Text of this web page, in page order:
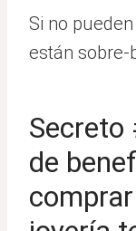
Si no
están sobre-
de